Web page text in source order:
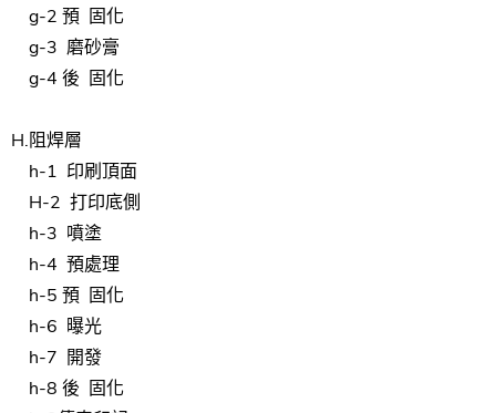
g-2 預 固化
g-3 磨砂膏
g-4 後 固化
H.阻焊層
h-1 印刷頂面
H-2 打印底側
h-3 噴塗
h-4 預處理
h-5 預 固化
h-6 曝光
h-7 開發
h-8 後 固化